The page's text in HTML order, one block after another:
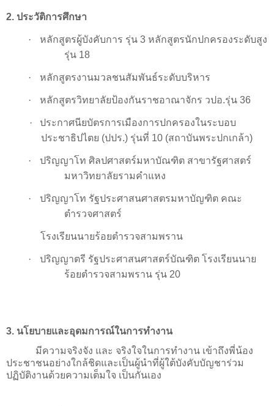
2. ประวัติการศึกษา
·
หลักสูตรผู้บังคับการ รุ่น 3 หลักสูตรนักปกครองระดับสูง
รุ่น 18
· หลักสูตรงานมวลชนสัมพันธ์ระดับบริหาร
· หลักสูตรวิทยาลัยป้องกันราชอาณาจักร วปอ.รุ่น 36
·
ประกาศนียบัตรการเมืองการปกครองในระบอบ
ประชาธิปไตย (ปปร.) รุ่นที่ 10 (สถาบันพระปกเกล้า)
·
ปริญญาโท ศิลปศาสตร์มหาบัณฑิต สาขารัฐศาสตร์
มหาวิทยาลัยรามคำแหง
·
ปริญญาโท รัฐประศาสนศาสตรมหาบัญฑิต คณะ
ตำรวจศาสตร์
โรงเรียนนายร้อยตำรวจสามพราน
·
ปริญญาตรี รัฐประศาสนศาสตร์บัณฑิต โรงเรียนนาย
ร้อยตำรวจสามพราน รุ่น 20
3. นโยบายและอุดมการณ์ในการทำงาน
มีความจริงจัง และ จริงใจในการทำงาน เข้าถึงพี่น้อง
ประชาชนอย่างใกล้ชิดและเป็นผู้นำที่ผู้ใต้บังคับบัญชาร่วม
ปฏิบัติงานด้วยความเต็มใจ เป็นกันเอง